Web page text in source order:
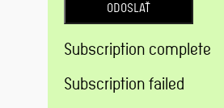
ODOSLAŤ
Subscription complete
Subscription failed